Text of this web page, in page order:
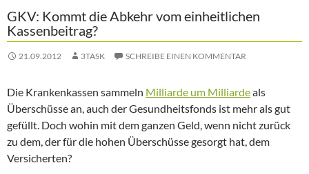
GKV: Kommt die Abkehr vom einheitlichen
Kassenbeitrag?
21.09.2012 3TASK SCHREIBE EINEN KOMMENTAR
Die Krankenkassen sammeln Milliarde um Milliardeals
Überschüsse an, auch der Gesundheitsfonds ist mehr als gut
gefüllt. Doch wohin mit dem ganzen Geld, wenn nicht zurück
zu dem, der für die hohen Überschüsse gesorgt hat, dem
Versicherten?